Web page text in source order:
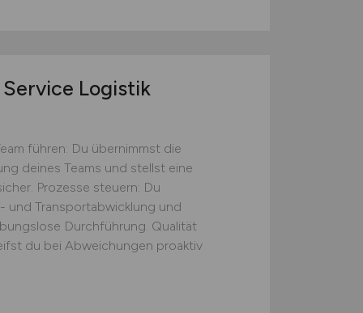
Logistik
führen: Du übernimmst die
deines Teams und stellst eine
Prozesse steuern: Du
und Transportabwicklung und
Durchführung. Qualität
du bei Abweichungen proaktiv